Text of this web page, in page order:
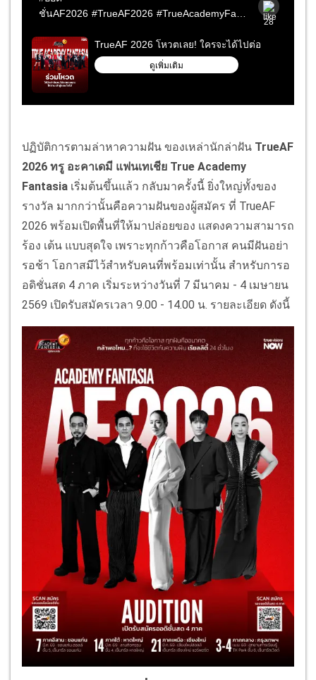
ปฏิบัติการตามล่าหาความฝัน ของเหล่านักล่าฝัน TrueAF
2026 ทรู อะคาเดมี แฟนเทเชีย True Academy
Fantasia เริ่มต้นขึ้นแล้ว กลับมาครั้งนี้ ยิ่งใหญ่ทั้งของ
รางวัล มากกว่านั้นคือความฝันของผู้สมัคร ที่ TrueAF
2026 พร้อมเปิดพื้นที่ให้มาปล่อยของ แสดงความสามารถ
ร้อง เต้น แบบสุดใจ เพราะทุกก้าวคือโอกาส คนมีฝันอย่า
รอช้า โอกาสมีไว้สำหรับคนที่พร้อมเท่านั้น สำหรับการอ
อดิชั่นสด 4 ภาค เริ่มระหว่างวันที่ 7 มีนาคม - 4 เมษายน
2569 เปิดรับสมัครเวลา 9.00 - 14.00 น. รายละเอียด ดังนี้